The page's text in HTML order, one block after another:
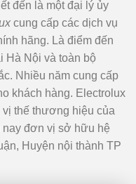
đến là một đại lý ủy
cung cấp các dịch vụ
hãng. Là điểm đến
Hà Nội và toàn bộ
Nhiều năm cung cấp
khách hàng. Electrolux
thế thương hiệu của
nay đơn vị sở hữu hệ
Huyện nội thành TP